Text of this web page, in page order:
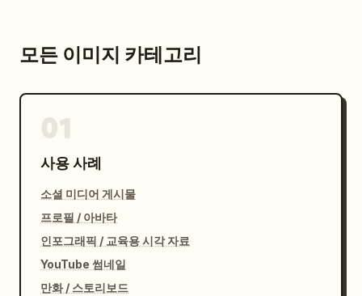
모든 이미지 카테고리
사용 사례
소셜 미디어 게시물
프로필 / 아바타
인포그래픽 / 교육용 시각 자료
YouTube 썸네일
만화 / 스토리보드